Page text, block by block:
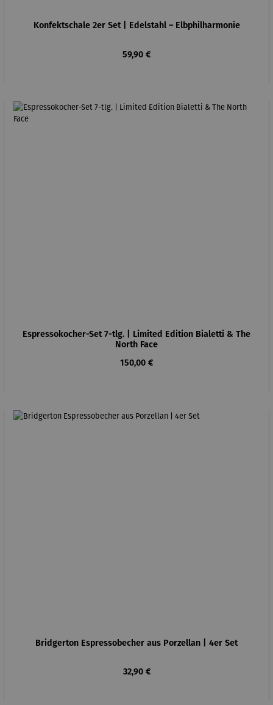
Konfektschale 2er Set | Edelstahl – Elbphilharmonie
Regulärer Preis:
59,90 €
Espressokocher-Set 7-tlg. | Limited Edition Bialetti & The
North Face
Regulärer Preis:
150,00 €
Bridgerton Espressobecher aus Porzellan | 4er Set
Regulärer Preis:
32,90 €